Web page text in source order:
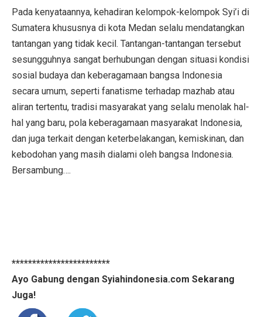
Pada kenyataannya, kehadiran kelompok-kelompok Syi’i di
Sumatera khususnya di kota Medan selalu mendatangkan
tantangan yang tidak kecil. Tantangan-tantangan tersebut
sesungguhnya sangat berhubungan dengan situasi kondisi
sosial budaya dan keberagamaan bangsa Indonesia
secara umum, seperti fanatisme terhadap mazhab atau
aliran tertentu, tradisi masyarakat yang selalu menolak hal-
hal yang baru, pola keberagamaan masyarakat Indonesia,
dan juga terkait dengan keterbelakangan, kemiskinan, dan
kebodohan yang masih dialami oleh bangsa Indonesia.
Bersambung….
************************
Ayo Gabung dengan Syiahindonesia.com Sekarang
Juga!